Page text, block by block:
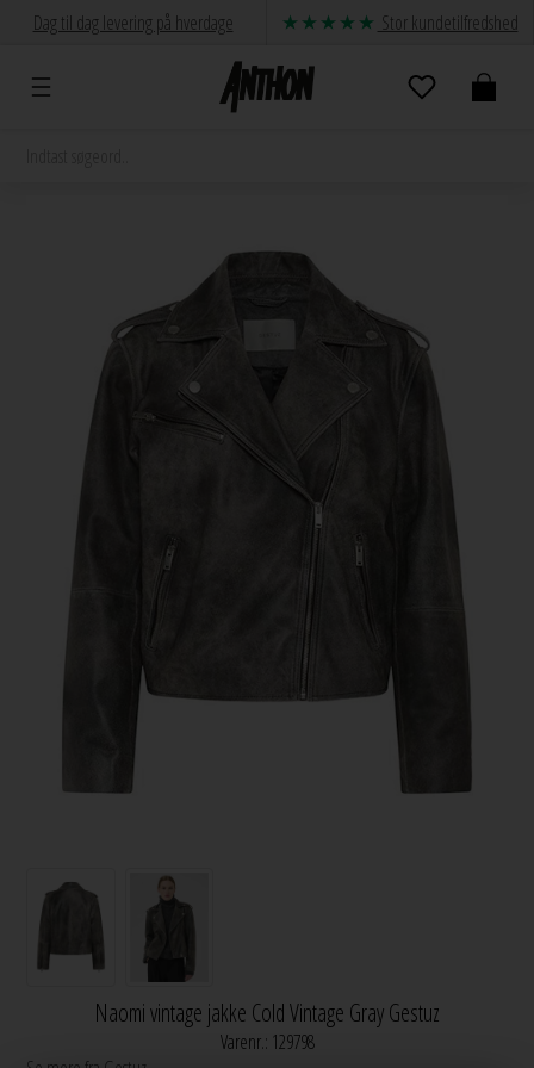
Dag til dag levering på hverdage Stor kundetilfredshed
Naomi vintage jakke Cold Vintage Gray Gestuz
Varenr.: 129798